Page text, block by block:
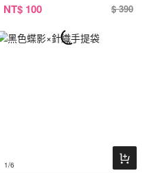
NT$ 100 $ 390
1/6